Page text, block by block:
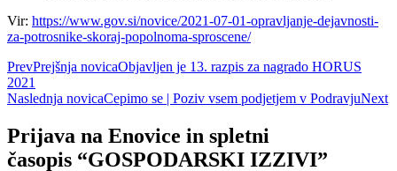
Vir: https://www.gov.si/novice/2021-07-01-opravljanje-dejavnosti-
za-potrosnike-skoraj-popolnoma-sproscene/
PrevPrejšnja novicaObjavljen je 13. razpis za nagrado HORUS
2021
Naslednja novicaCepimo se | Poziv vsem podjetjem v PodravjuNext
Prijava na Enovice in spletni
časopis “GOSPODARSKI IZZIVI”